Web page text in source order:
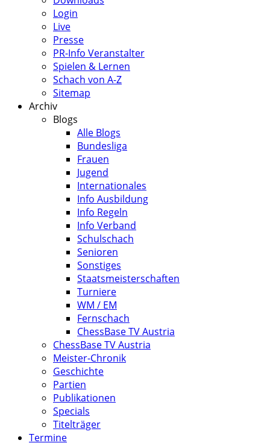
Login
Live
Presse
PR-Info Veranstalter
Spielen & Lernen
Schach von A-Z
Sitemap
Archiv
Blogs
Alle Blogs
Bundesliga
Frauen
Jugend
Internationales
Info Ausbildung
Info Regeln
Info Verband
Schulschach
Senioren
Sonstiges
Staatsmeisterschaften
Turniere
WM / EM
Fernschach
ChessBase TV Austria
ChessBase TV Austria
Meister-Chronik
Geschichte
Partien
Publikationen
Specials
Titelträger
Termine